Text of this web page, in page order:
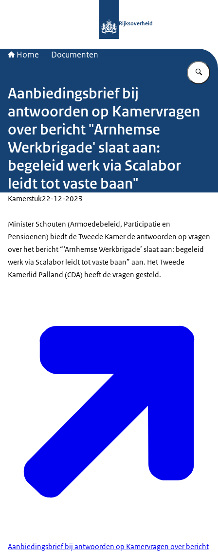
Rijksoverheid
Home Documenten
Aanbiedingsbrief bij
antwoorden op Kamervragen
over bericht "Arnhemse
Werkbrigade' slaat aan:
begeleid werk via Scalabor
leidt tot vaste baan"
Kamerstuk22-12-2023
Minister Schouten (Armoedebeleid, Participatie en
Pensioenen) biedt de Tweede Kamer de antwoorden op vragen
over het bericht “‘Arnhemse Werkbrigade’ slaat aan: begeleid
werk via Scalabor leidt tot vaste baan” aan. Het Tweede
Kamerlid Palland (CDA) heeft de vragen gesteld.
Aanbiedingsbrief bij antwoorden op Kamervragen over bericht